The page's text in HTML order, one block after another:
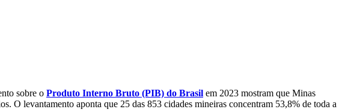
sobre o Produto Interno Bruto (PIB) do Brasil em 2023 mostram que Minas
O levantamento aponta que 25 das 853 cidades mineiras concentram 53,8% de toda a